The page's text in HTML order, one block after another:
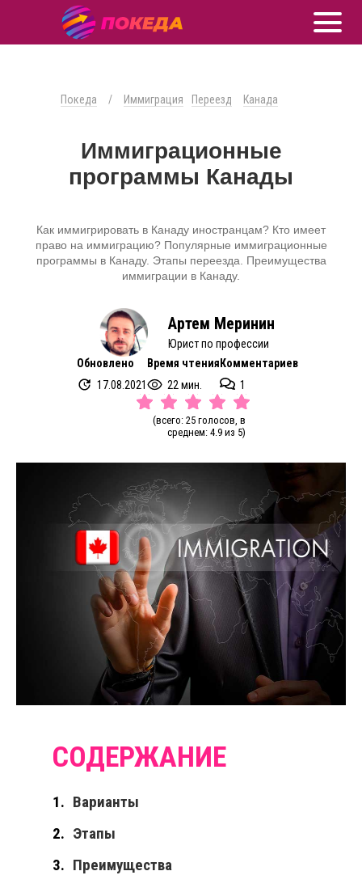
Покеда / Иммиграция Переезд Канада
Иммиграционные
программы Канады
Как иммигрировать в Канаду иностранцам? Кто имеет
право на иммиграцию? Популярные иммиграционные
программы в Канаду. Этапы переезда. Преимущества
иммиграции в Канаду.
Артем Меринин
Юрист по профессии
Обновлено
17.08.2021
Время чтения
22 мин.
Комментариев
1
(всего: 25 голосов, в
среднем: 4.9 из 5)
Варианты
Этапы
Преимущества